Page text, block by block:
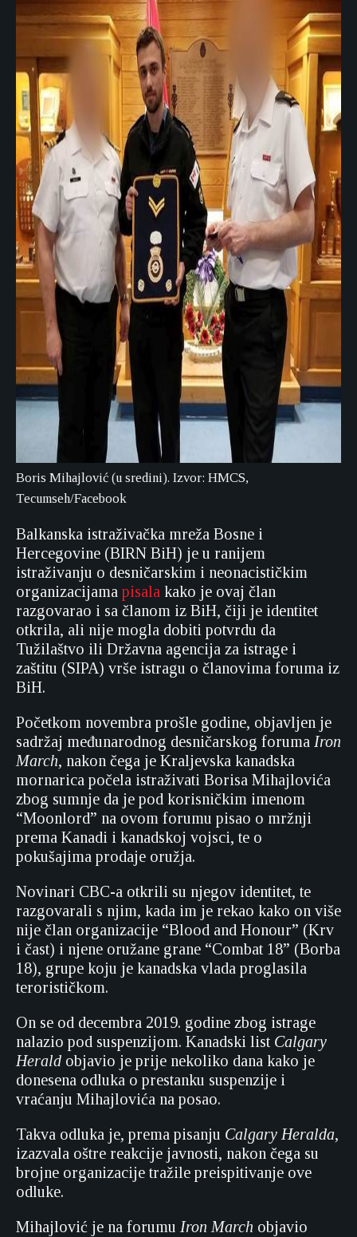
Boris Mihajlović (u sredini). Izvor: HMCS,
Tecumseh/Facebook
Balkanska istraživačka mreža Bosne i
Hercegovine (BIRN BiH) je u ranijem
istraživanju o desničarskim i neonacističkim
organizacijama pisala kako je ovaj član
razgovarao i sa članom iz BiH, čiji je identitet
otkrila, ali nije mogla dobiti potvrdu da
Tužilaštvo ili Državna agencija za istrage i
zaštitu (SIPA) vrše istragu o članovima foruma iz
BiH.
Početkom novembra prošle godine, objavljen je
sadržaj međunarodnog desničarskog foruma Iron
March, nakon čega je Kraljevska kanadska
mornarica počela istraživati Borisa Mihajlovića
zbog sumnje da je pod korisničkim imenom
“Moonlord” na ovom forumu pisao o mržnji
prema Kanadi i kanadskoj vojsci, te o
pokušajima prodaje oružja.
Novinari CBC-a otkrili su njegov identitet, te
razgovarali s njim, kada im je rekao kako on više
nije član organizacije “Blood and Honour” (Krv
i čast) i njene oružane grane “Combat 18” (Borba
18), grupe koju je kanadska vlada proglasila
terorističkom.
On se od decembra 2019. godine zbog istrage
nalazio pod suspenzijom. Kanadski list Calgary
Herald objavio je prije nekoliko dana kako je
donesena odluka o prestanku suspenzije i
vraćanju Mihajlovića na posao.
Takva odluka je, prema pisanju Calgary Heralda,
izazvala oštre reakcije javnosti, nakon čega su
brojne organizacije tražile preispitivanje ove
odluke.
Mihajlović je na forumu Iron March objavio